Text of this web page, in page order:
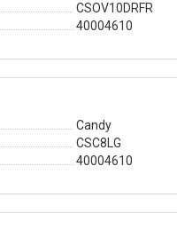
CSOV10DRFR
40004610
Candy
CSC8LG
40004610